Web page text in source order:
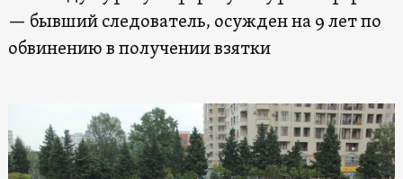
— бывший следователь, осужден на 9 лет по
обвинению в получении взятки